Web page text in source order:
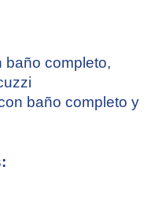
baño completo,
baño completo y